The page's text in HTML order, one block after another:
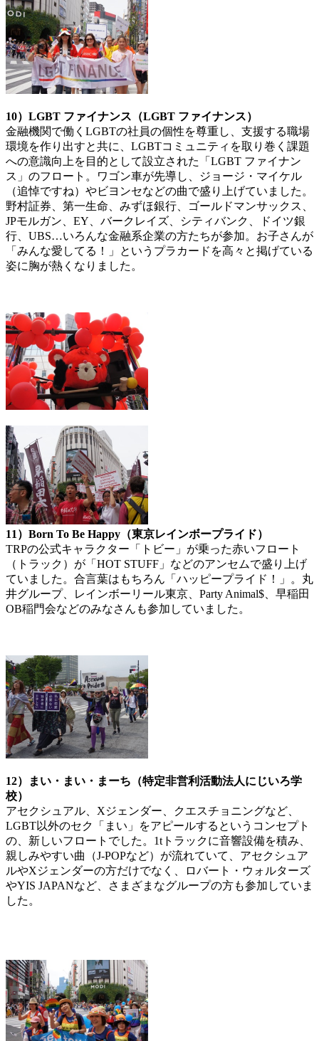
10）LGBT ファイナンス（LGBT ファイナンス）
金融機関で働くLGBTの社員の個性を尊重し、支援する職場
環境を作り出すと共に、LGBTコミュニティを取り巻く課題
への意識向上を目的として設立された「LGBT ファイナン
ス」のフロート。ワゴン車が先導し、ジョージ・マイケル
（追悼ですね）やビヨンセなどの曲で盛り上げていました。
野村証券、第一生命、みずほ銀行、ゴールドマンサックス、
JPモルガン、EY、バークレイズ、シティバンク、ドイツ銀
行、UBS…いろんな金融系企業の方たちが参加。お子さんが
「みんな愛してる！」というプラカードを高々と掲げている
姿に胸が熱くなりました。
11）Born To Be Happy（東京レインボープライド）
TRPの公式キャラクター「トビー」が乗った赤いフロート
（トラック）が「HOT STUFF」などのアンセムで盛り上げ
ていました。合言葉はもちろん「ハッピープライド！」。丸
井グループ、レインボーリール東京、Party Animal$、早稲田
OB稲門会などのみなさんも参加していました。
12）まい・まい・まーち（特定非営利活動法人にじいろ学
校）
アセクシュアル、Xジェンダー、クエスチョニングなど、
LGBT以外のセク「まい」をアピールするというコンセプト
の、新しいフロートでした。1tトラックに音響設備を積み、
親しみやすい曲（J-POPなど）が流れていて、アセクシュア
ルやXジェンダーの方だけでなく、ロバート・ウォルターズ
やYIS JAPANなど、さまざまなグループの方も参加していま
した。